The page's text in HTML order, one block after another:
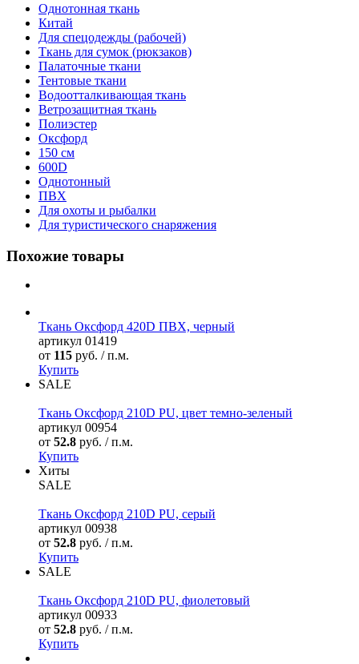
Однотонная ткань
Китай
Для спецодежды (рабочей)
Ткань для сумок (рюкзаков)
Палаточные ткани
Тентовые ткани
Водоотталкивающая ткань
Ветрозащитная ткань
Полиэстер
Оксфорд
150 см
600D
Однотонный
ПВХ
Для охоты и рыбалки
Для туристического снаряжения
Похожие товары
Ткань Оксфорд 420D ПВХ, черный
артикул 01419
от 115 руб. / п.м.
Купить
SALE
Ткань Оксфорд 210D PU, цвет темно-зеленый
артикул 00954
от 52.8 руб. / п.м.
Купить
Хиты
SALE
Ткань Оксфорд 210D PU, серый
артикул 00938
от 52.8 руб. / п.м.
Купить
SALE
Ткань Оксфорд 210D PU, фиолетовый
артикул 00933
от 52.8 руб. / п.м.
Купить